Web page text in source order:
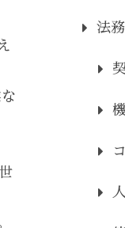
法